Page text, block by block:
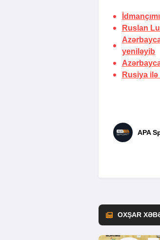
Ruslan
yeniləyib
Rusiya ilə
APA
OXŞAR